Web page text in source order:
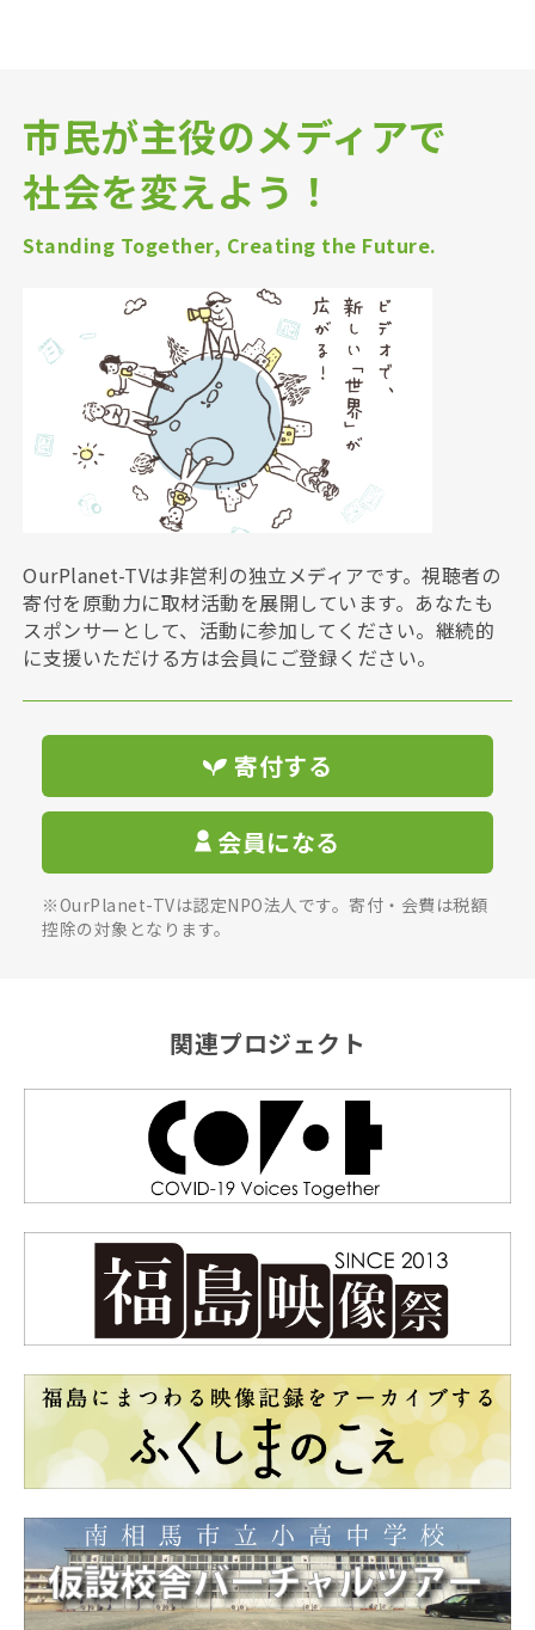
市民が主役のメディアで
社会を変えよう！
Standing Together, Creating the Future.
OurPlanet-TVは非営利の独立メディアです。視聴者の
寄付を原動力に取材活動を展開しています。あなたも
スポンサーとして、活動に参加してください。継続的
に支援いただける方は会員にご登録ください。
寄付する
会員になる
※OurPlanet-TVは認定NPO法人です。寄付・会費は税額
控除の対象となります。
関連プロジェクト